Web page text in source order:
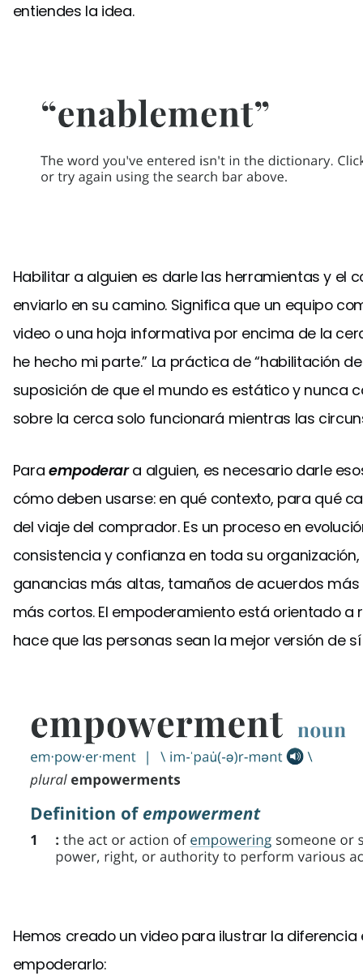
entiendes la idea.
Habilitar a alguien es darle las herramientas y el
enviarlo en su camino. Significa que un equipo
video o una hoja informativa por encima de la
he hecho mi parte.” La práctica de “habilitación
suposición de que el mundo es estático y nunca
sobre la cerca solo funcionará mientras las
Para empoderara alguien, es necesario darle
cómo deben usarse: en qué contexto, para qué
del viaje del comprador. Es un proceso en
consistencia y confianza en toda su
ganancias más altas, tamaños de acuerdos
más cortos. El empoderamiento está orientado a
hace que las personas sean la mejor versión de
Hemos creado un video para ilustrar la
empoderarlo: